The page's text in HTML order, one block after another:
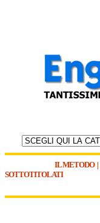
IL METODO|
SOTTOTITOLATI